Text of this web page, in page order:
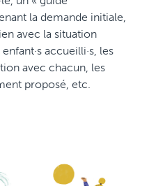
la demande initiale,
avec la situation
accueilli·s, les
avec chacun, les
proposé, etc.